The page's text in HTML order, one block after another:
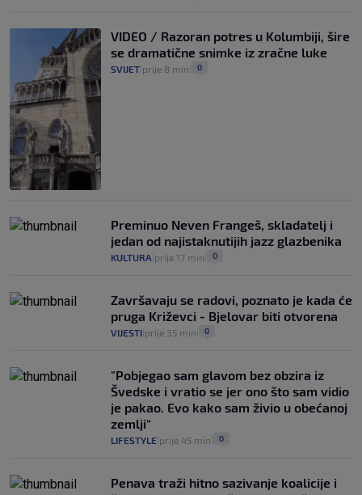
VIDEO / Razoran potres u Kolumbiji, šire
se dramatične snimke iz zračne luke
SVIJET prije 8 min 0
Preminuo Neven Frangeš, skladatelj i
jedan od najistaknutijih jazz glazbenika
KULTURA prije 17 min 0
Završavaju se radovi, poznato je kada će
pruga Križevci - Bjelovar biti otvorena
VIJESTI prije 35 min 0
"Pobjegao sam glavom bez obzira iz
Švedske i vratio se jer ono što sam vidio
je pakao. Evo kako sam živio u obećanoj
zemlji“
LIFESTYLE prije 45 min 0
Penava traži hitno sazivanje koalicije i